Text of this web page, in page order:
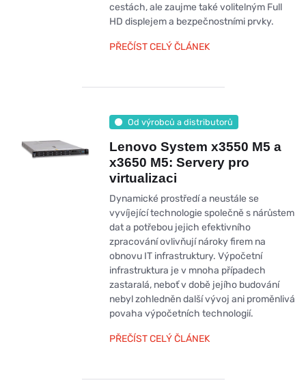
cestách, ale zaujme také volitelným Full
HD displejem a bezpečnostními prvky.
PŘEČÍST CELÝ ČLÁNEK
Od výrobců a distributorů
Lenovo System x3550 M5 a
x3650 M5: Servery pro
virtualizaci
Dynamické prostředí a neustále se
vyvíjející technologie společně s nárůstem
dat a potřebou jejich efektivního
zpracování ovlivňují nároky firem na
obnovu IT infrastruktury. Výpočetní
infrastruktura je v mnoha případech
zastaralá, neboť v době jejího budování
nebyl zohledněn další vývoj ani proměnlivá
povaha výpočetních technologií.
PŘEČÍST CELÝ ČLÁNEK